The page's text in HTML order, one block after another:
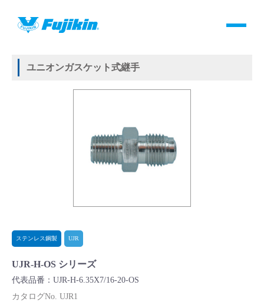
製品情報
製品カタログダウンロード
よくあるご質問(FAQ)・用語集
Cv値・流量計算ツール
HOME 製品情報
ユニオンガスケット式継手
ステンレス鋼製 UJR
UJR-H-OS シリーズ
代表品番：UJR-H-6.35X7/16-20-OS
カタログNo. UJR1